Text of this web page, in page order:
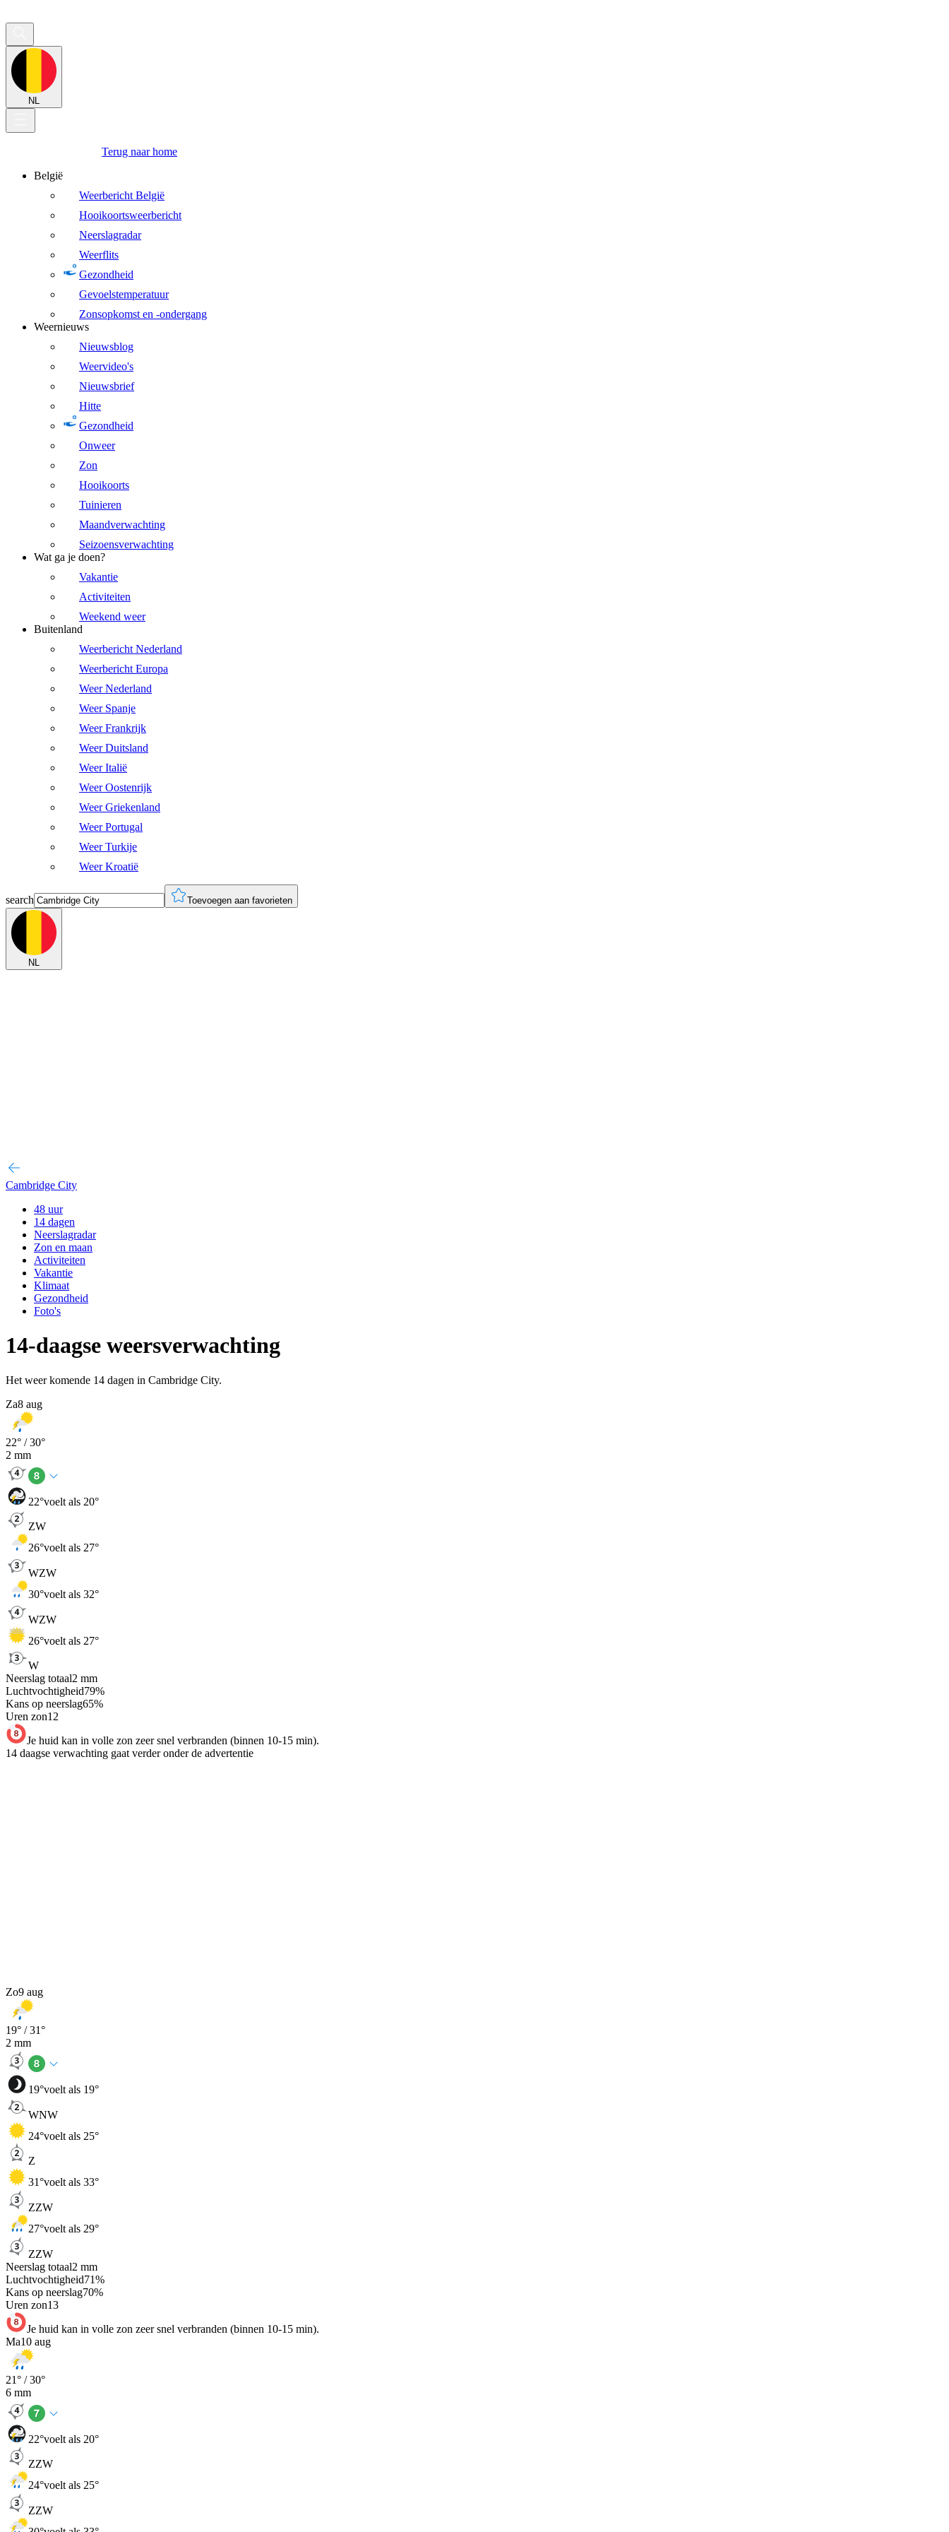
NL
Terug naar home
België
Weerbericht België
Hooikoortsweerbericht
Neerslagradar
Weerflits
Gezondheid
Gevoelstemperatuur
Zonsopkomst en -ondergang
Weernieuws
Nieuwsblog
Weervideo's
Nieuwsbrief
Hitte
Gezondheid
Onweer
Zon
Hooikoorts
Tuinieren
Maandverwachting
Seizoensverwachting
Wat ga je doen?
Vakantie
Activiteiten
Weekend weer
Buitenland
Weerbericht Nederland
Weerbericht Europa
Weer Nederland
Weer Spanje
Weer Frankrijk
Weer Duitsland
Weer Italië
Weer Oostenrijk
Weer Griekenland
Weer Portugal
Weer Turkije
Weer Kroatië
search Toevoegen aan favorieten
NL
Cambridge City
48 uur
14 dagen
Neerslagradar
Zon en maan
Activiteiten
Vakantie
Klimaat
Gezondheid
Foto's
14-daagse weersverwachting
Het weer komende 14 dagen in Cambridge City.
Za8 aug
22° /30°
2 mm
22°voelt als 20°
ZW
26°voelt als 27°
WZW
30°voelt als 32°
WZW
26°voelt als 27°
W
Neerslag totaal2 mm
Luchtvochtigheid79%
Kans op neerslag65%
Uren zon12
Je huid kan in volle zon zeer snel verbranden (binnen 10-15 min).
14 daagse verwachting gaat verder onder de advertentie
Zo9 aug
19° /31°
2 mm
19°voelt als 19°
WNW
24°voelt als 25°
Z
31°voelt als 33°
ZZW
27°voelt als 29°
ZZW
Neerslag totaal2 mm
Luchtvochtigheid71%
Kans op neerslag70%
Uren zon13
Je huid kan in volle zon zeer snel verbranden (binnen 10-15 min).
Ma10 aug
21° /30°
6 mm
22°voelt als 20°
ZZW
24°voelt als 25°
ZZW